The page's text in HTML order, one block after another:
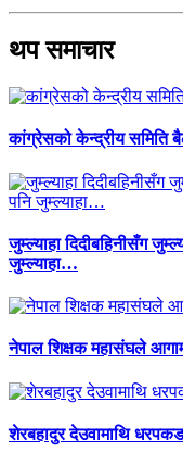
थप समाचार
कांग्रेसको केन्द्रीय समिति
जुम्ल्याहा दिदीबहिनीसँग
जुम्ल्याहा…
नेपाल शिक्षक महासंघले
शेरबहादुर देउवामाथि